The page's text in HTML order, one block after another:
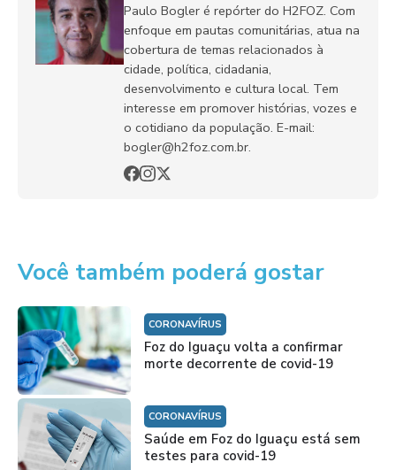
Paulo Bogler é repórter do H2FOZ. Com
enfoque em pautas comunitárias, atua na
cobertura de temas relacionados à
cidade, política, cidadania,
desenvolvimento e cultura local. Tem
interesse em promover histórias, vozes e
o cotidiano da população. E-mail:
bogler@h2foz.com.br.
Você também poderá gostar
CORONAVÍRUS
Foz do Iguaçu volta a confirmar
morte decorrente de covid-19
CORONAVÍRUS
Saúde em Foz do Iguaçu está sem
testes para covid-19